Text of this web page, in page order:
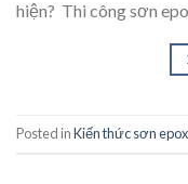
hiện? Thi công sơn
Posted inKiến thức sơn